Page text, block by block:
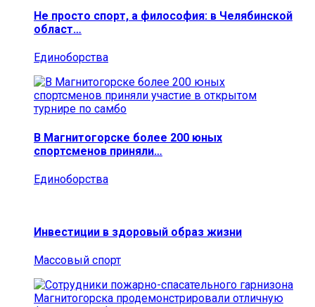
Не просто спорт, а философия: в Челябинской
област…
Единоборства
В Магнитогорске более 200 юных
спортсменов приняли…
Единоборства
Инвестиции в здоровый образ жизни
Массовый спорт